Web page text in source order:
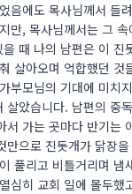
음에도 목사님께서 들
만, 목사님께서는 그
때 나의 남편은 이
살아오며 억합했던
부모님의 기대에 미치
았습니다. 남편의 중
가는 곳마다 반기는
으로 진돗개가 닭장
풀리고 비틀거리며
심히 교회 일에 몰두